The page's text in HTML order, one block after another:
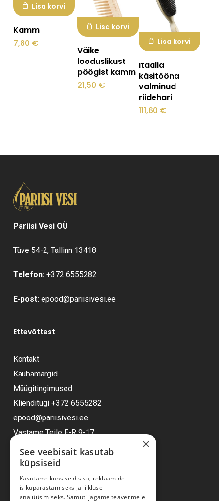
Lisa korvi
Kamm
7,80 €
Lisa korvi
Väike
looduslikust
pöögist kamm
21,50 €
Lisa korvi
Itaalia
käsitööna
valminud
riidehari
111,60 €
Pariisi Vesi OÜ
Tüve 54-2, Tallinn 13418
Telefon: +372 6555282
E-post: epood@pariisivesi.ee
Ettevõttest
Kontakt
Kaubamärgid
Müügitingimused
Klienditugi +372 6555282
epood@pariisivesi.ee
Vastame Teile E-R 9-17
Ostuabi
Kauba kohaletoimetamine
×
See veebisait kasutab
küpsiseid
Kasutame küpsiseid sisu, reklaamide
isikupärastamiseks ja liikluse
analüüsimiseks. Samuti jagame teavet meie